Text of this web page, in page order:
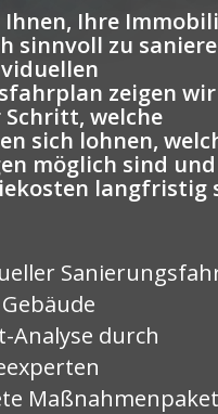
Ihre
sinnvoll zu
zeigen
welche
sich lohnen,
möglich sind und
langfristig
Analyse durch